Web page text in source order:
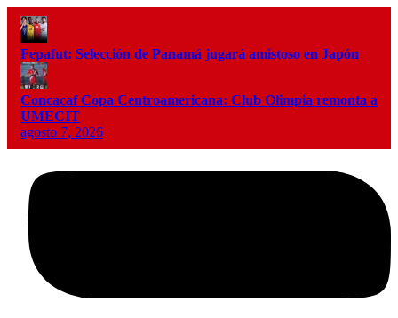
Fepafut: Selección de Panamá jugará amistoso en Japón
Concacaf Copa Centroamericana: Club Olimpia remonta a
UMECIT
agosto 7, 2026